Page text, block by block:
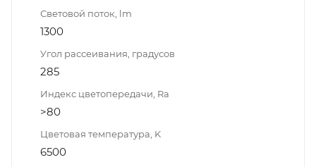
Световой поток, lm
1300
Угол рассеивания, градусов
285
Индекс цветопередачи, Ra
>80
Цветовая температура, K
6500